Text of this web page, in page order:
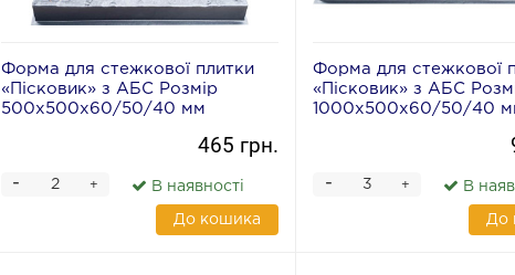
Форма для стежкової плитки
«Пісковик» з АБС Розмір
500х500х60/50/40 мм
465 грн.
+
- В наявності
До кошика
Форма для стежкової
«Пісковик» з АБС
1000х500х60/50/40
+
- В
До